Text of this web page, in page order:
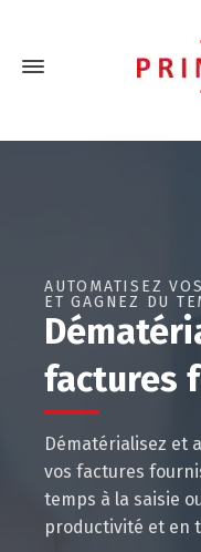
AUTOMATISEZ
ET GAGNEZ DU
factures
Dématérialisez et
vos factures
temps à la saisie
productivité et en